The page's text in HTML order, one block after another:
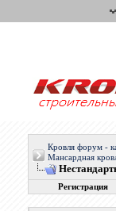
Кровля форум -
Мансардная
Регистрация